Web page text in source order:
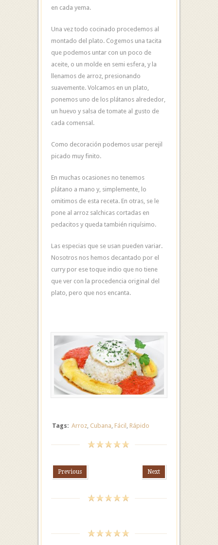
en cada yema.
Una vez todo cocinado procedemos al
montado del plato. Cogemos una tacita
que podemos untar con un poco de
aceite, o un molde en semi esfera, y la
llenamos de arroz, presionando
suavemente. Volcamos en un plato,
ponemos uno de los plátanos alrededor,
un huevo y salsa de tomate al gusto de
cada comensal.
Como decoración podemos usar perejil
picado muy finito.
En muchas ocasiones no tenemos
plátano a mano y, simplemente, lo
omitimos de esta receta. En otras, se le
pone al arroz salchicas cortadas en
pedacitos y queda también riquísimo.
Las especias que se usan pueden variar.
Nosotros nos hemos decantado por el
curry por ese toque indio que no tiene
que ver con la procedencia original del
plato, pero que nos encanta.
Tags: Arroz Cubana Fácil Rápido
Previous Next